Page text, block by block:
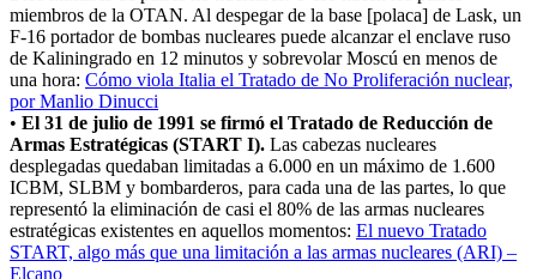
miembros de la OTAN. Al despegar de la base [polaca] de Lask, un
F-16 portador de bombas nucleares puede alcanzar el enclave ruso
de Kaliningrado en 12 minutos y sobrevolar Moscú en menos de
una hora: Cómo viola Italia el Tratado de No Proliferación nuclear,
por Manlio Dinucci
• El 31 de julio de 1991 se firmó el Tratado de Reducción de
Armas Estratégicas (START I). Las cabezas nucleares
desplegadas quedaban limitadas a 6.000 en un máximo de 1.600
ICBM, SLBM y bombarderos, para cada una de las partes, lo que
representó la eliminación de casi el 80% de las armas nucleares
estratégicas existentes en aquellos momentos: El nuevo Tratado
START, algo más que una limitación a las armas nucleares (ARI) –
Elcano